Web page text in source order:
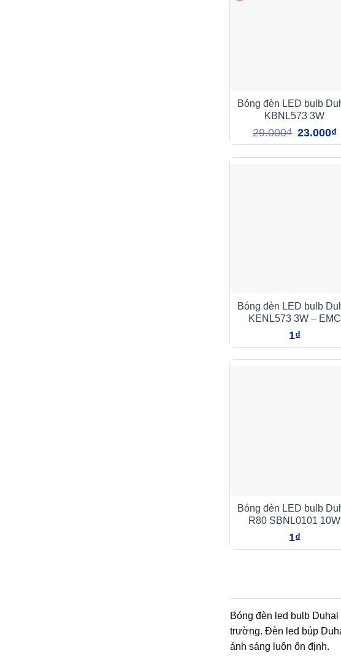
Bóng đèn LED bulb
KBNL573 3W
29.000₫ Giá
gốc
là:
29.000₫.
23.000₫
Bóng đèn LED bulb
KENL573 3W – EMC
1₫
Bóng đèn LED bulb
R80 SBNL0101 10W
1₫
Bóng đèn led bulb
trường. Đèn led búp
ánh sáng luôn ổn định.